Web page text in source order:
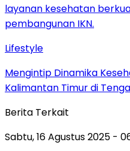
Lifestyle
Mengintip Dinamika
Kalimantan Timur di
Berita Terkait
Sabtu, 16 Agustus 2025 -